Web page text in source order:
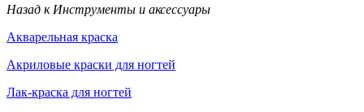
Назад к Инструменты и аксессуары
Акварельная краска
Акриловые краски для ногтей
Лак-краска для ногтей